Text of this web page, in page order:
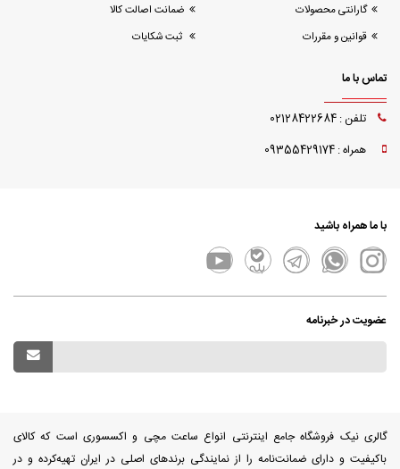
گارانتی محصولات
ضمانت اصالت کالا
قوانین و مقررات
ثبت شکایات
تماس با ما
تلفن : 02128422684
همراه : 09355429174
با ما همراه باشید
عضویت در خبرنامه
گالری نیک فروشگاه جامع اینترنتی انواع ساعت مچی و اکسسوری است که کالای
باکیفیت و دارای ضمانت‌نامه را از نمایندگی برندهای اصلی در ایران تهیه‌کرده و در